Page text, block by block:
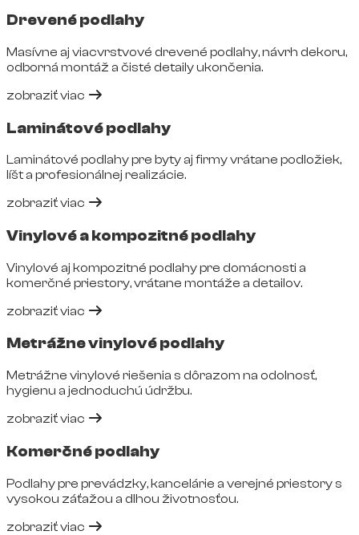
Drevené podlahy
Masívne aj viacvrstvové drevené podlahy, návrh dekoru,
odborná montáž a čisté detaily ukončenia.
zobraziť viac
Laminátové podlahy
Laminátové podlahy pre byty aj firmy vrátane podložiek,
líšt a profesionálnej realizácie.
zobraziť viac
Vinylové a kompozitné podlahy
Vinylové aj kompozitné podlahy pre domácnosti a
komerčné priestory, vrátane montáže a detailov.
zobraziť viac
Metrážne vinylové podlahy
Metrážne vinylové riešenia s dôrazom na odolnosť,
hygienu a jednoduchú údržbu.
zobraziť viac
Komerčné podlahy
Podlahy pre prevádzky, kancelárie a verejné priestory s
vysokou záťažou a dlhou životnosťou.
zobraziť viac